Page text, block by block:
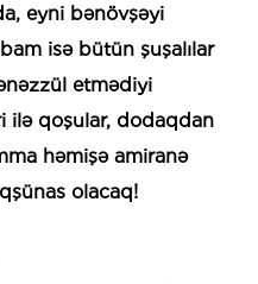
eyni bənövşəyi
isə bütün şuşalılar
etmədiyi
ilə qoşular, dodaqdan
həmişə amiranə
olacaq!